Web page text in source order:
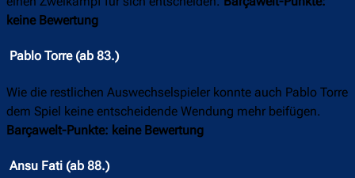
keine Bewertung
Pablo Torre (ab 83.)
Wie die restlichen Auswechselspieler konnte auch Pablo Torre
dem Spiel keine entscheidende Wendung mehr beifügen.
Barçawelt-Punkte: keine Bewertung
Ansu Fati (ab 88.)